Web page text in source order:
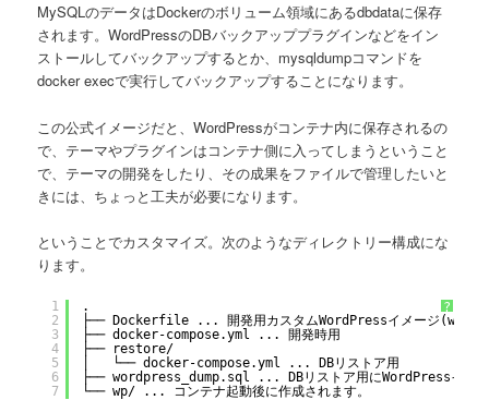
MySQLのデータはDockerのボリューム領域にあるdbdataに保存
されます。WordPressのDBバックアッププラグインなどをイン
ストールしてバックアップするとか、mysqldumpコマンドを
docker execで実行してバックアップすることになります。
この公式イメージだと、WordPressがコンテナ内に保存されるの
で、テーマやプラグインはコンテナ側に入ってしまうということ
で、テーマの開発をしたり、その成果をファイルで管理したいと
きには、ちょっと工夫が必要になります。
ということでカスタマイズ。次のようなディレクトリー構成にな
ります。
?
1
2
3
4
5
6
7
.
├── Dockerfile ... 開発用カスタムWordPressイメージ(wp-
├── docker-compose.yml ... 開発時用
├── restore/
│   └── docker-compose.yml ... DBリストア用
├── wordpress_dump.sql ... DBリストア用にWordPressインス
└── wp/ ... コンテナ起動後に作成されます。